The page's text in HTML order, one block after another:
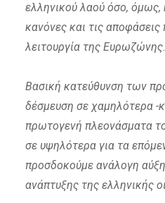
ελληνικού λαού όσο, όμως,
κανόνες και τις αποφάσεις
λειτουργία της Ευρωζώνης.
Βασική κατεύθυνση των
δέσμευση σε χαμηλότερα -
πρωτογενή πλεονάσματα
σε υψηλότερα για τα
προσδοκούμε ανάλογη
ανάπτυξης της ελληνικής